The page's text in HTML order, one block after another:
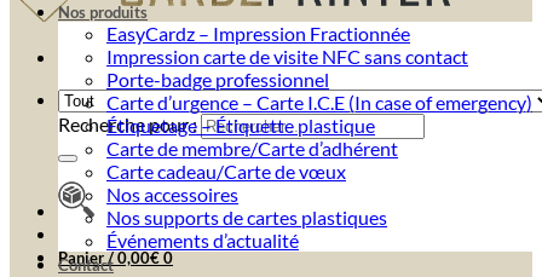
Recherche pour :
Panier /0,00€0
Nos produits
EasyCardz – Impression Fractionnée
Impression carte de visite NFC sans contact
Porte-badge professionnel
Carte d’urgence – Carte I.C.E (In case of emergency)
Étiquetage – Étiquette plastique
Carte de membre/Carte d’adhérent
Carte cadeau/Carte de vœux
Nos accessoires
Nos supports de cartes plastiques
Événements d’actualité
Contact